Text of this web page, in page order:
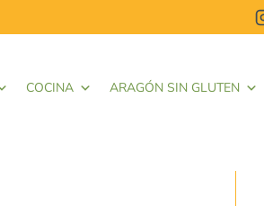
COCINA ARAGÓN SIN GLUTEN